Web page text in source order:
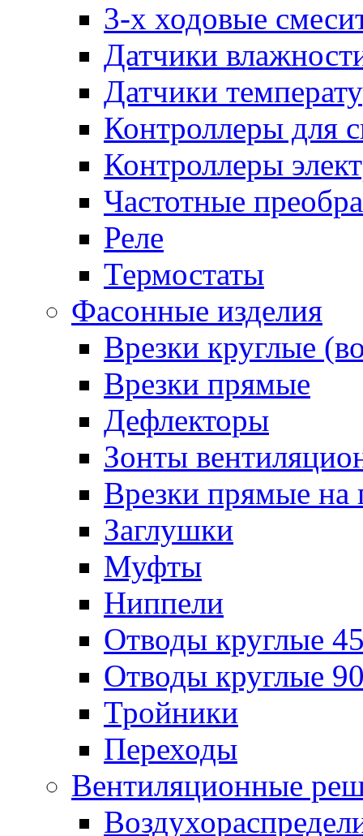
3-х ходовые
Датчики
Датчики
Контроллеры для
Контроллеры
Частотные
Реле
Термостаты
Фасонные изделия
Врезки круглые
Врезки прямые
Дефлекторы
Зонты
Врезки прямые на
Заглушки
Муфты
Ниппели
Отводы круглые
Отводы круглые
Тройники
Переходы
Вентиляционные